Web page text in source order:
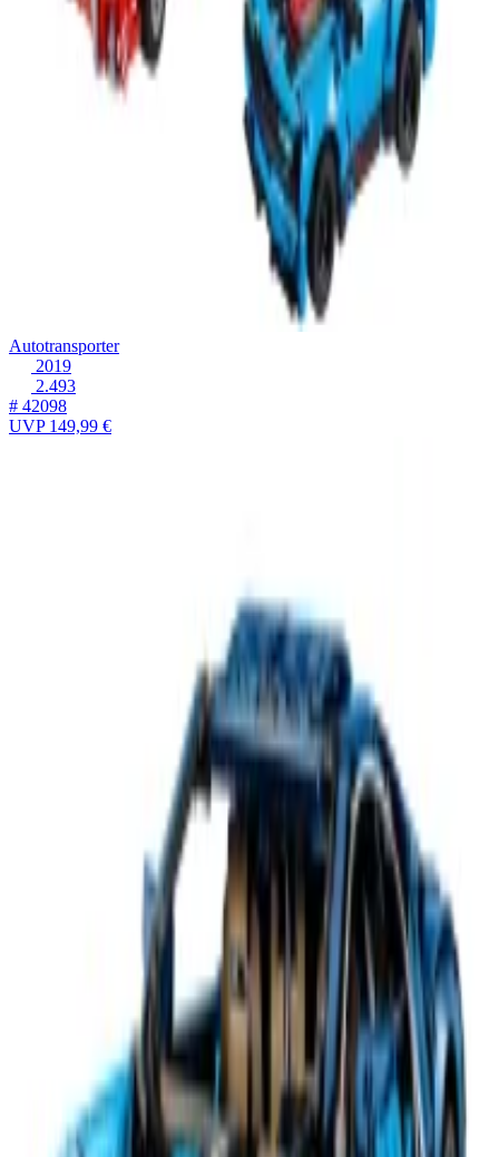
Autotransporter
2019
2.493
# 42098
UVP149,99 €